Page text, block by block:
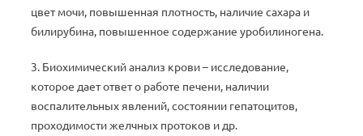
цвет мочи, повышенная плотность, наличие сахара и
билирубина, повышенное содержание уробилиногена.
3. Биохимический анализ крови – исследование,
которое дает ответ о работе печени, наличии
воспалительных явлений, состоянии гепатоцитов,
проходимости желчных протоков и др.